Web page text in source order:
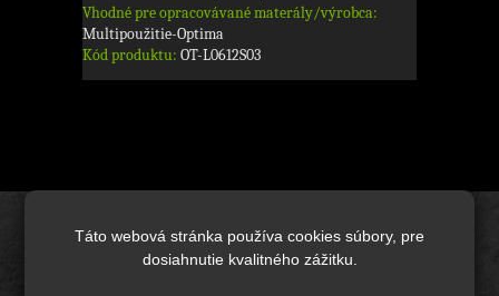
Táto webová stránka používa cookies súbory, pre
dosiahnutie kvalitného zážitku.
Vhodné pre opracovávané materály/výrobca:
Multipoužitie-Optima
Kód produktu: OT-L0612S03
Úvod